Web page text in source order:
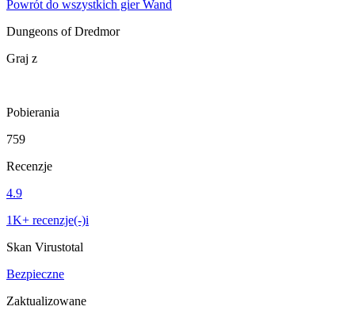
Powrót do wszystkich gier Wand
Dungeons of Dredmor
Graj z
Pobierania
759
Recenzje
4.9
1K+ recenzje(-)i
Skan Virustotal
Bezpieczne
Zaktualizowane